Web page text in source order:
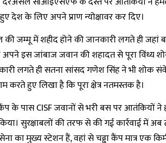
के लिए अपने प्राण न्योक्षावर कर दिए।
की जम्मू में शहीद होने की जानकारी लगते ही
इस जांबाज जवान की शहादत से पूरा विंध्य
लगते ही सतना सांसद गणेश सिंह ने भी शोक
करते हुए लिखा है कि पूरा क्षेत्र नतमस्तक है।
के पास CISF जवानों से भरी बस पर आतंकियों ने
सुरक्षाबलों की तरफ से की गई कार्रवाई में
का मुख्य स्टेशन हैं, वहां से चढ्ढा कैंप मात्र एक